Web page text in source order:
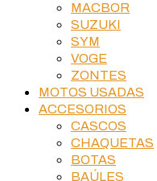
MACBOR
SUZUKI
SYM
VOGE
ZONTES
MOTOS USADAS
ACCESORIOS
CASCOS
CHAQUETAS
BOTAS
BAÚLES